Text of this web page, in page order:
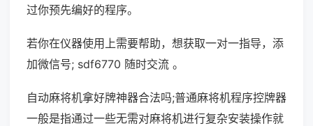
过你预先编好的程序。
若你在仪器使用上需要帮助，想获取一对一指导，添
加微信号; sdf6770 随时交流 。
自动麻将机拿好牌神器合法吗;普通麻将机程序控牌器
一般是指通过一些无需对麻将机进行复杂安装操作就